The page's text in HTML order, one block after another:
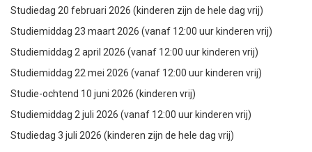
Studiedag 20 februari 2026 (kinderen zijn de hele dag vrij)
Studiemiddag 23 maart 2026 (vanaf 12:00 uur kinderen vrij)
Studiemiddag 2 april 2026 (vanaf 12:00 uur kinderen vrij)
Studiemiddag 22 mei 2026 (vanaf 12:00 uur kinderen vrij)
Studie-ochtend 10 juni 2026 (kinderen vrij)
Studiemiddag 2 juli 2026 (vanaf 12:00 uur kinderen vrij)
Studiedag 3 juli 2026 (kinderen zijn de hele dag vrij)